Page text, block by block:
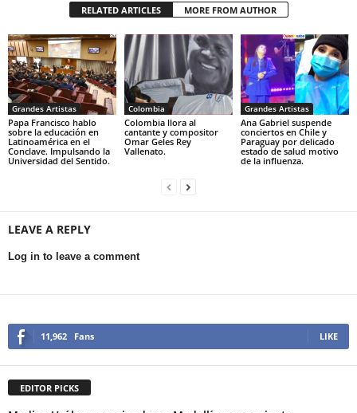
RELATED ARTICLES MORE FROM AUTHOR
Grandes Artistas
Papa Francisco hablo
sobre la educación en
Latinoamérica en el
Conclave. Impulsando la
Universidad del Sentido.
Colombia
Colombia llora al
cantante y compositor
Omar Geles Rey
Vallenato.
Grandes Artistas
Ana Gabriel suspende
conciertos en Chile y
Paraguay por delicado
estado de salud motivo
de la influenza.
LEAVE A REPLY
Log in to leave a comment
11,962 Fans LIKE
EDITOR PICKS